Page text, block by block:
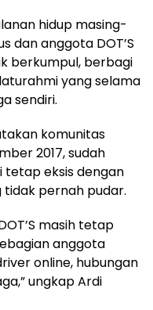
hidup masing-
dan anggota DOT’S
berkumpul, berbagi
yang selama
sendiri.
komunitas
2017, sudah
tetap eksis dengan
pernah pudar.
masih tetap
anggota
online, hubungan
ungkap Ardi